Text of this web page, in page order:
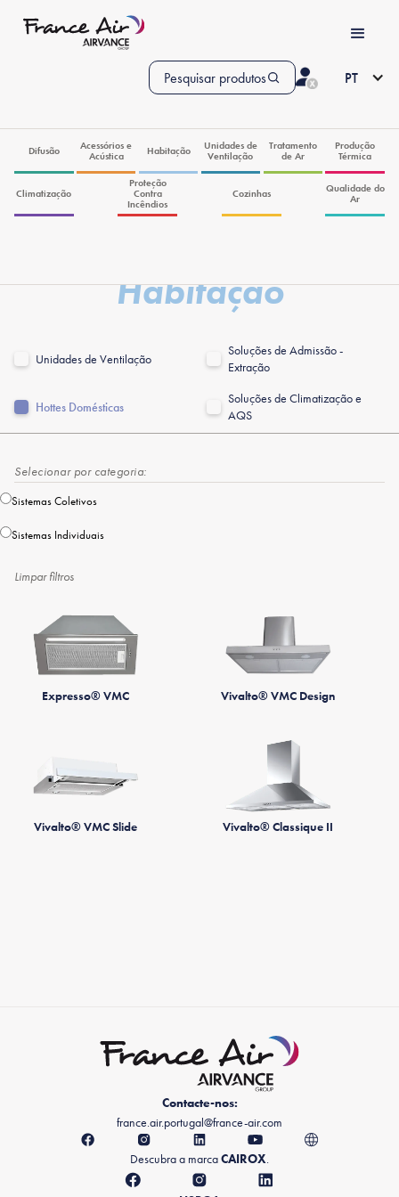
Pesquisar produtos PT
Difusão
Acessórios e
Acústica
Habitação
Unidades de
Ventilação
Tratamento
de Ar
Produção
Térmica
Climatização
Proteção
Contra
Incêndios
Cozinhas
Qualidade do
Ar
Habitação
Unidades de Ventilação
Soluções de Admissão -
Extração
Hottes Domésticas
Soluções de Climatização e
AQS
Selecionar por categoria:
Sistemas Coletivos
Sistemas Individuais
Limpar filtros
Expresso® VMC Vivalto® VMC Design
Vivalto® VMC Slide Vivalto® Classique II
Contacte-nos:
france.air.portugal@france-air.com
Descubra a marcaCAIROX.